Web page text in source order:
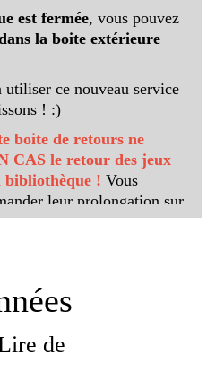
est fermée, vous pouvez
la boite extérieure
utiliser ce nouveau service
! :)
boite de retours ne
CAS le retour des jeux
bibliothèque ! Vous
leur prolongation sur
à votre compte !
de